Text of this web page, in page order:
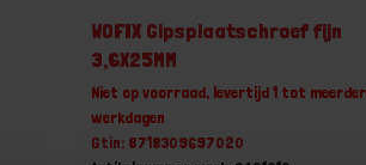
WOFIX Gipsplaatschroef fijn
3,6X25MM
Niet op voorraad, levertijd 1 tot
werkdagen
Gtin: 8718309697020